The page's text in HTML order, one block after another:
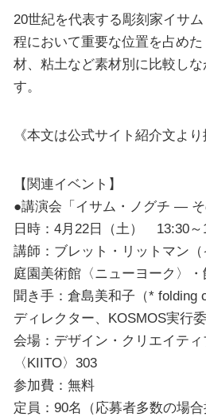
20世紀を代表する彫刻家イサ
程において重要な位置を占め
材、粘土など素材別に比較し
す。
《本文は公式サイト紹介文より
【関連イベント】
●講演会「イサム・ノグチ ― そ
日時：4月22日（土） 13:30～
講師：ブレット・リットマン（
庭園美術館〈ニューヨーク〉・
聞き手：倉島美和子（* folding
ディレクター、KOSMOS実行委
会場：デザイン・クリエイテ
〈KIITO〉303
参加費：無料
定員：90名（応募者多数の場合